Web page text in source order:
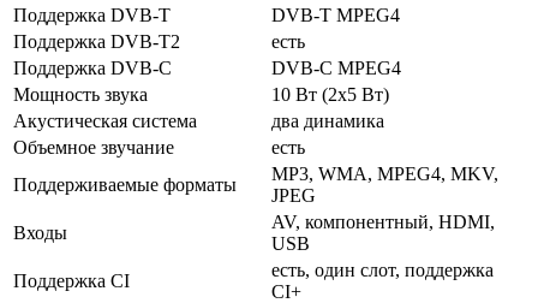
Поддержка DVB-T
DVB-T MPEG4
Поддержка DVB-T2
есть
Поддержка DVB-C
DVB-C MPEG4
Мощность звука
10 Вт (2x5 Вт)
Акустическая система
два динамика
Объемное звучание
есть
Поддерживаемые форматы
MP3, WMA, MPEG4, MKV,
JPEG
Входы
AV, компонентный, HDMI,
USB
Поддержка CI
есть, один слот, поддержка
CI+